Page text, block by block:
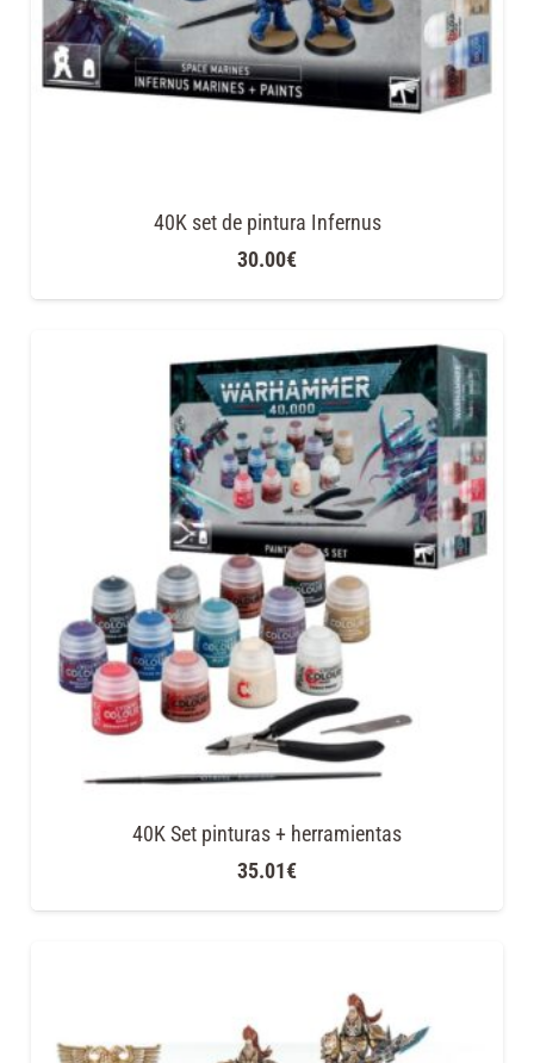
40K set de pintura Infernus
30.00€
40K Set pinturas + herramientas
35.01€